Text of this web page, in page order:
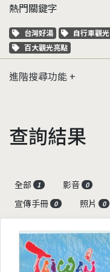
熱門關鍵字
關鍵字標籤
台灣好湯 關鍵字標籤
自行車觀光
關鍵字標籤
百大觀光亮點
進階搜尋功能
查詢結果
全部
1 影音 0
宣傳手冊 0 照片 0